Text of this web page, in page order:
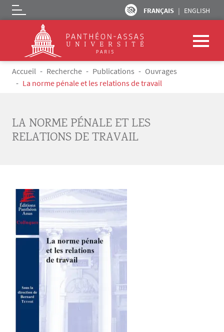
Aller au contenu principal
FRANÇAIS ENGLISH
Logo
Fil d'Ariane
Accueil Recherche Publications
Ouvrages
La norme pénale et les relations de travail
LA NORME PÉNALE ET LES
RELATIONS DE TRAVAIL